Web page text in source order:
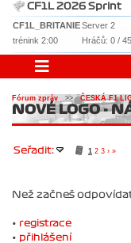
CF1L 2026 Sprint
CF1L_BRITANIEServer 2
trénink 2:00
Hráčů: 0 / 45
Fórum zpráv >>ČESKÁ F1
NOVÉ LOGO -
Seřadit: 1 2 3 › »
Než začneš
• registrace
• přihlášení